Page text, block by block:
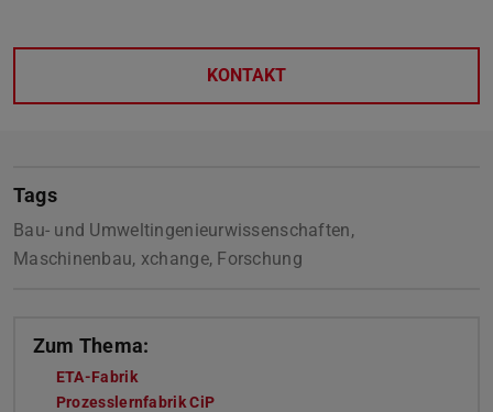
KONTAKT
Tags
Bau- und Umweltingenieurwissenschaften,
Maschinenbau, xchange, Forschung
Zum Thema:
ETA-Fabrik
Prozesslernfabrik CiP